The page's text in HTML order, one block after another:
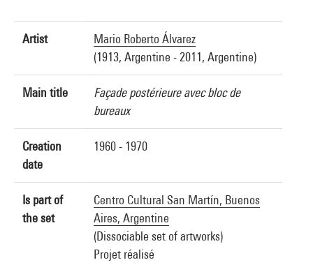
Artist
Mario Roberto Álvarez
(1913, Argentine - 2011, Argentine)
Main title
Façade postérieure avec bloc de
bureaux
Creation
date
1960 - 1970
Is part of
the set
Centro Cultural San Martín, Buenos
Aires, Argentine
(Dissociable set of artworks)
Projet réalisé